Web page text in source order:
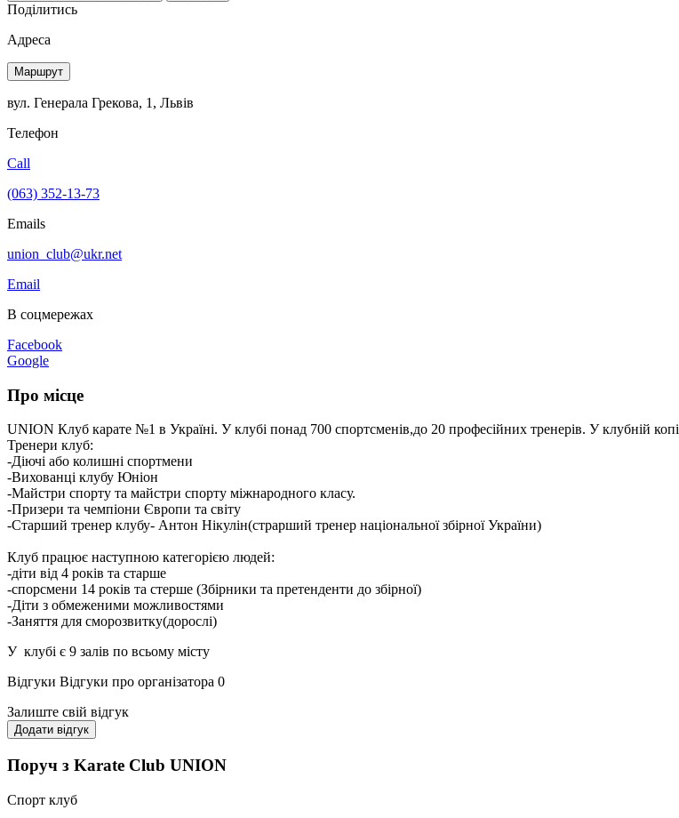
Поділитись
Адреса
Маршрут
вул. Генерала Грекова, 1, Львів
Телефон
Call
(063) 352-13-73
Emails
union_club@ukr.net
Email
В соцмережах
Facebook
Google
Про місце
UNION Клуб карате №1 в Україні. У клубі понад 700 спортсменів,до 20 професійних тренерів. У клубній
Тренери клуб:
-Діючі або колишні спортмени
-Вихованці клубу Юніон
-Майстри спорту та майстри спорту міжнародного класу.
-Призери та чемпіони Європи та світу
-Старший тренер клубу- Антон Нікулін(страрший тренер національної збірної України)
Клуб працює наступною категорією людей:
-діти від 4 років та старше
-спорсмени 14 років та стерше (Збірники та претенденти до збірної)
-Діти з обмеженими можливостями
-Заняття для сморозвитку(дорослі)
У клубі є 9 залів по всьому місту
Відгуки Відгуки про організатора 0
Залиште свій відгук
Додати відгук
Поруч з Karate Club UNION
Спорт клуб